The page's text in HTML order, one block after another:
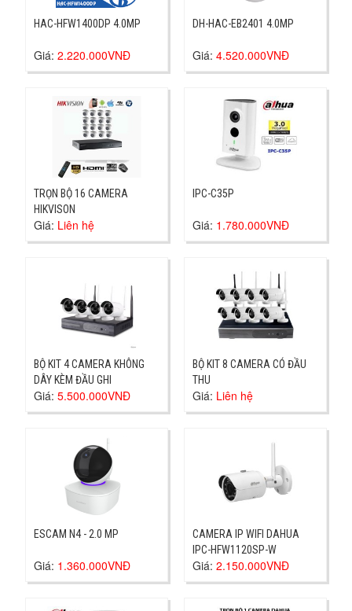
HAC-HFW1400DP 4.0MP
Giá:2.220.000VNĐ
DH-HAC-EB2401 4.0MP
Giá: 4.520.000VNĐ
TRỌN BỘ 16 CAMERA
HIKVISON
Giá: Liên hệ
IPC-C35P
Giá: 1.780.000VNĐ
BỘ KIT 4 CAMERA KHÔNG
DÂY KÈM ĐẦU GHI
Giá:5.500.000VNĐ
BỘ KIT 8 CAMERA CÓ ĐẦU
THU
Giá: Liên hệ
ESCAM N4 - 2.0 MP
Giá: 1.360.000VNĐ
CAMERA IP WIFI DAHUA
IPC-HFW1120SP-W
Giá: 2.150.000VNĐ